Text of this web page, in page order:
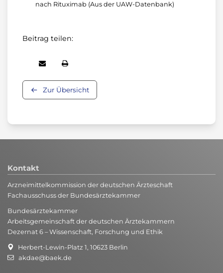
nach Rituximab (Aus der UAW-Datenbank)
Beitrag teilen:
Zur Übersicht
Kontakt
Arzneimittelkommission der deutschen Ärzteschaft
Fachausschuss der Bundesärztekammer
Bundesärztekammer
Arbeitsgemeinschaft der deutschen Ärztekammern
Dezernat 6 – Wissenschaft, Forschung und Ethik
Herbert-Lewin-Platz 1, 10623 Berlin
akdae@baek.de